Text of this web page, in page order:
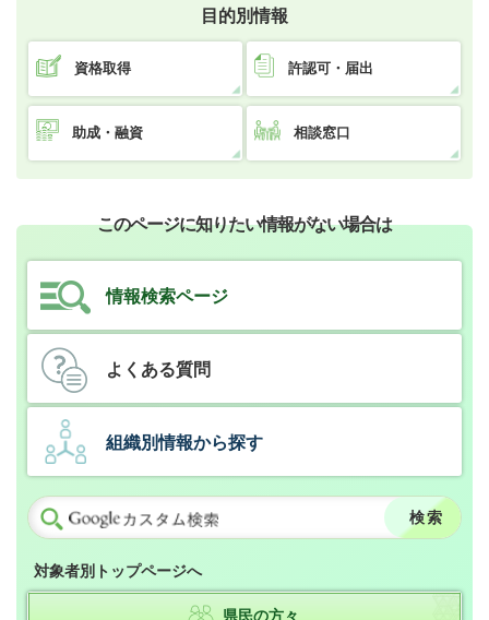
目的別情報
資格取得 許認可・届出
助成・融資 相談窓口
このページに知りたい情報がない場合は
情報検索ページ
よくある質問
組織別情報から探す
対象者別トップページへ
県民の方々